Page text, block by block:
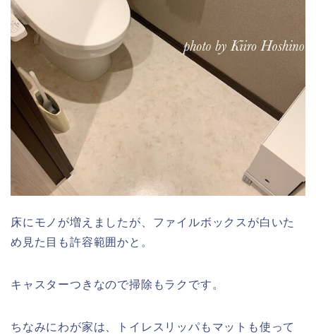
床にモノが増えましたが、ファイルボックスが白いた
め見た目も許容範囲かと。
キャスターつきなので掃除もラクです。
ちなみにわが家は、トイレスリッパもマットも使って